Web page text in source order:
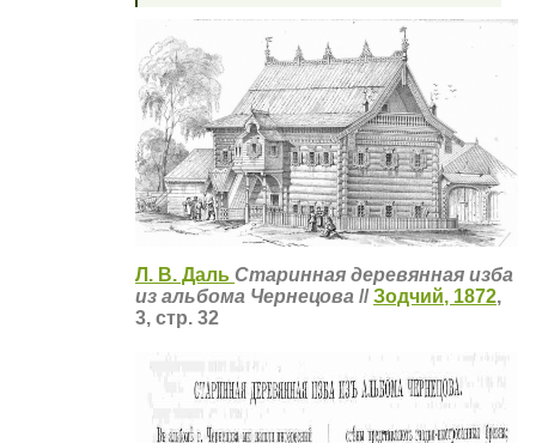
Л. В. ДальСтаринная деревянная изба
из альбома Чернецова//Зодчий, 1872,
3, стр. 32